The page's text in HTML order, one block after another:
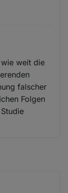
weit die
falscher
Folgen